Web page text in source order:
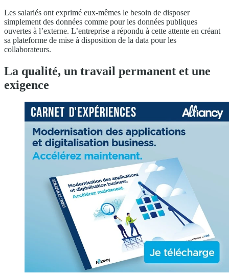
Les salariés ont exprimé eux-mêmes le besoin de disposer
simplement des données comme pour les données publiques
ouvertes à l’externe. L’entreprise a répondu à cette attente en créant
sa plateforme de mise à disposition de la data pour les
collaborateurs.
La qualité, un travail permanent et une
exigence